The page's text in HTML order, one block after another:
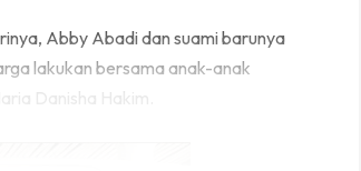
Abby Abadi dan suami barunya
lakukan bersama anak-anak
Danisha Hakim.